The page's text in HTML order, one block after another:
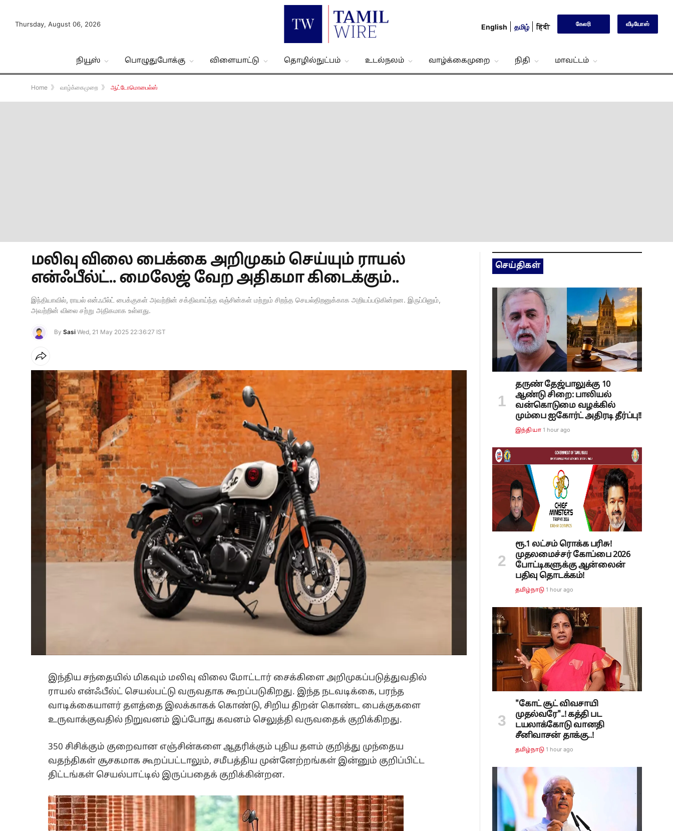
Thursday, August 06, 2026 English தமிழ் हिंदी கேலரி வீடியோஸ்
நியூஸ் பொழுதுபோக்கு விளையாட்டு தொழில்நுட்பம் உடல்நலம் வாழ்க்கைமுறை நிதி மாவட்டம்
Home 》 வாழ்க்கைமுறை 》 ஆட்டோமொபைல்ஸ்
மலிவு விலை பைக்கை அறிமுகம் செய்யும் ராயல்
என்ஃபீல்ட்.. மைலேஜ் வேற அதிகமா கிடைக்கும்..
இந்தியாவில், ராயல் என்ஃபீல்ட் பைக்குகள் அவற்றின் சக்திவாய்ந்த எஞ்சின்கள் மற்றும் சிறந்த செயல்திறனுக்காக அறியப்படுகின்றன. இருப்பினும்,
அவற்றின் விலை சற்று அதிகமாக உள்ளது.
By Sasi Wed, 21 May 2025 22:36:27 IST
இந்திய சந்தையில் மிகவும் மலிவு விலை மோட்டார் சைக்கிளை அறிமுகப்படுத்துவதில்
ராயல் என்ஃபீல்ட் செயல்பட்டு வருவதாக கூறப்படுகிறது. இந்த நடவடிக்கை, பரந்த
வாடிக்கையாளர் தளத்தை இலக்காகக் கொண்டு, சிறிய திறன் கொண்ட பைக்குகளை
உருவாக்குவதில் நிறுவனம் இப்போது கவனம் செலுத்தி வருவதைக் குறிக்கிறது.
350 சிசிக்கும் குறைவான எஞ்சின்களை ஆதரிக்கும் புதிய தளம் குறித்து முந்தைய
வதந்திகள் சூசகமாக கூறப்பட்டாலும், சமீபத்திய முன்னேற்றங்கள் இன்னும் குறிப்பிட்ட
திட்டங்கள் செயல்பாட்டில் இருப்பதைக் குறிக்கின்றன.
செய்திகள்
தருண் தேஜ்பாலுக்கு 10
ஆண்டு சிறை: பாலியல்
வன்கொடுமை வழக்கில்
மும்பை ஐகோர்ட் அதிரடி தீர்ப்பு!!
இந்தியா 1 hour ago
ரூ.1 லட்சம் ரொக்க பரிசு!
முதலமைச்சர் கோப்பை 2026
போட்டிகளுக்கு ஆன்லைன்
பதிவு தொடக்கம்!
தமிழ்நாடு 1 hour ago
"கோட் சூட் விவசாயி
முதல்வரே"..! கத்தி பட
டயலாக்கோடு வானதி
சீனிவாசன் தாக்கு..!
தமிழ்நாடு 1 hour ago